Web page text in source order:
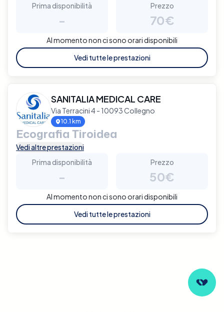
Prima disponibilità
-
Prezzo
70€
Al momento non ci sono orari disponibili
Vedi tutte le prestazioni
SANITALIA MEDICAL CARE
Via Terracini 4 - 10093 Collegno
10.1 km
Ecografia Tiroidea
Vedi altre prestazioni
Prima disponibilità
-
Prezzo
50€
Al momento non ci sono orari disponibili
Vedi tutte le prestazioni